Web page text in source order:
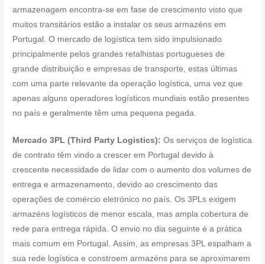
armazenagem encontra-se em fase de crescimento visto que
muitos transitários estão a instalar os seus armazéns em
Portugal. O mercado de logística tem sido impulsionado
principalmente pelos grandes retalhistas portugueses de
grande distribuição e empresas de transporte, estas últimas
com uma parte relevante da operação logística, uma vez que
apenas alguns operadores logísticos mundiais estão presentes
no país e geralmente têm uma pequena pegada.
Mercado 3PL (Third Party Logistics): Os serviços de logística
de contrato têm vindo a crescer em Portugal devido à
crescente necessidade de lidar com o aumento dos volumes de
entrega e armazenamento, devido ao crescimento das
operações de comércio eletrónico no país. Os 3PLs exigem
armazéns logísticos de menor escala, mas ampla cobertura de
rede para entrega rápida. O envio no dia seguinte é a prática
mais comum em Portugal. Assim, as empresas 3PL espalham a
sua rede logística e constroem armazéns para se aproximarem